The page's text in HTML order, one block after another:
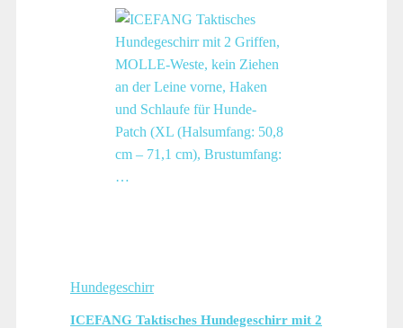
Hundegeschirr
ICEFANG Taktisches Hundegeschirr mit 2